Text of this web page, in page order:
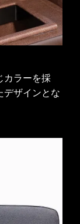
カラーを採
デザインとな